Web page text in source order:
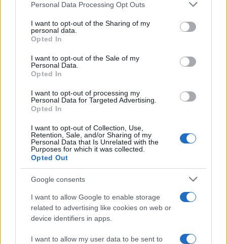
Please note that this website/app uses one or more Google
not limited to your visit or usage behaviour. You may click to
grant or deny consent to Google and its third-party tags to
use your data for below specified purposes in below Google
consent section.
Personal Data Processing Opt Outs
I want to opt-out of the Sharing of my
personal data.
Opted In
I want to opt-out of the Sale of my
Personal Data.
Opted In
I want to opt-out of processing my
Personal Data for Targeted Advertising.
Opted In
I want to opt-out of Collection, Use,
Retention, Sale, and/or Sharing of my
Personal Data that Is Unrelated with the
Purposes for which it was collected.
Opted Out
Google consents
I want to allow Google to enable storage
related to advertising like cookies on web or
device identifiers in apps.
I want to allow my user data to be sent to
Continue lendo
INVESTIMENTOS